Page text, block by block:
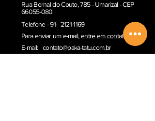
Rua Bernal do Couto, 785 - Umarizal - CEP
66055-080
Telefone - 91- 2121-1169
Para enviar um e-mail,entre em contato
E-mail: contato@paka-tatu.com.br